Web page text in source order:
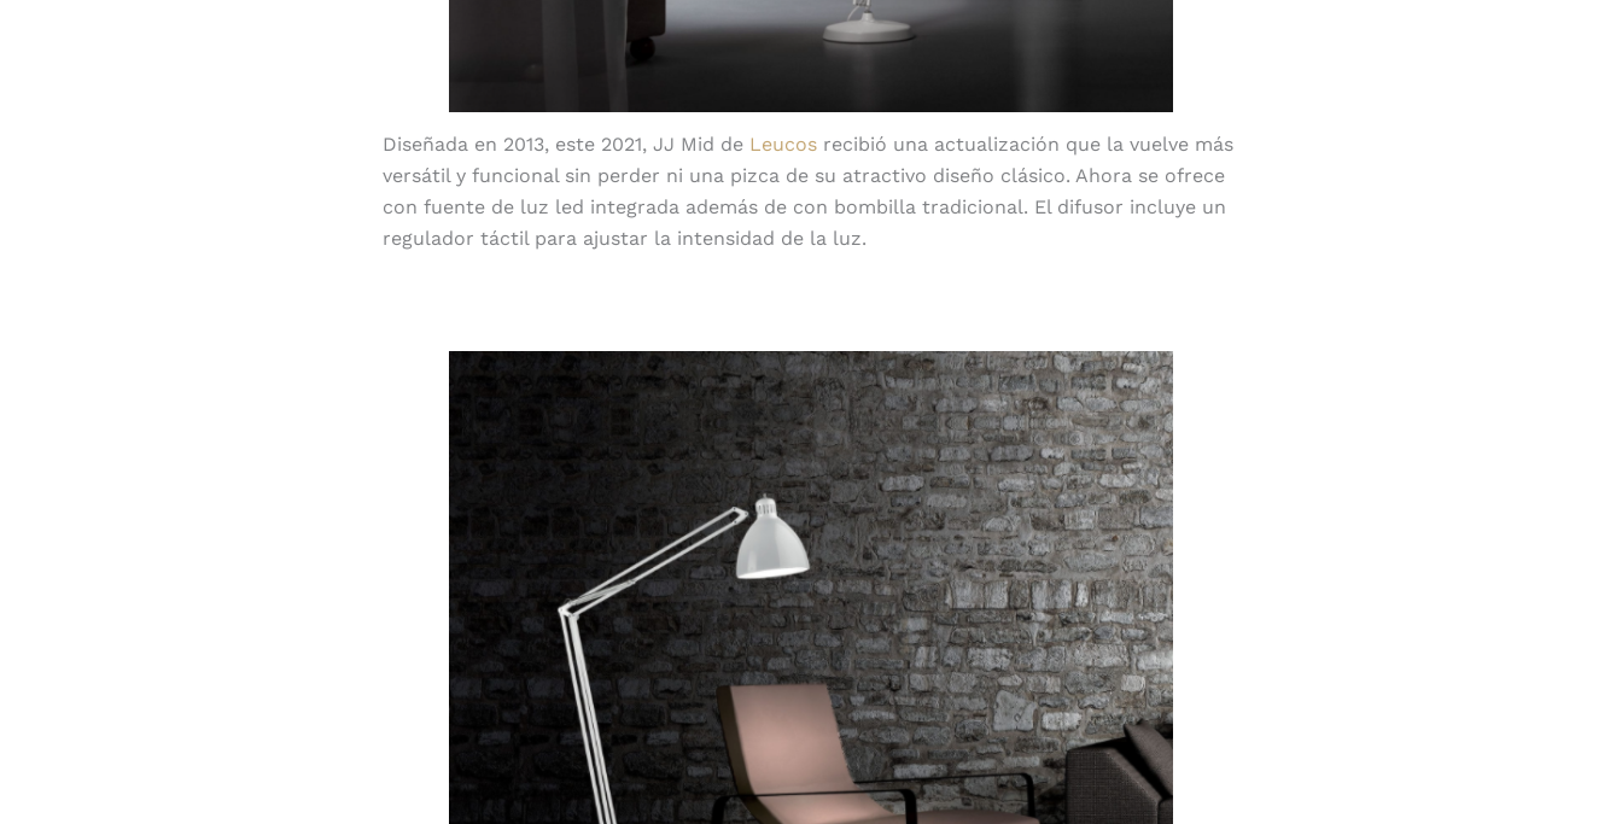
Diseñada en 2013, este 2021, JJ Mid de Leucos recibió una actualización que la vuelve más
versátil y funcional sin perder ni una pizca de su atractivo diseño clásico. Ahora se ofrece
con fuente de luz led integrada además de con bombilla tradicional. El difusor incluye un
regulador táctil para ajustar la intensidad de la luz.